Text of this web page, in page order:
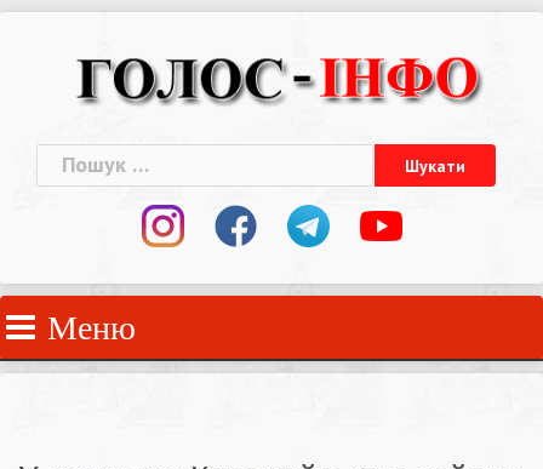
Пошук:
Меню